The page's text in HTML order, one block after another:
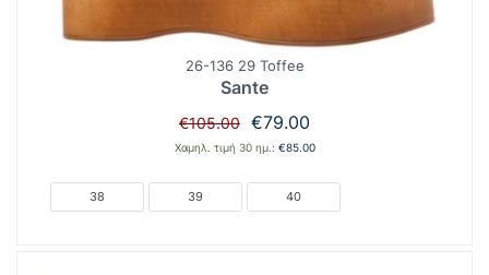
26-136 29 Toffee
Sante
€105.00 Original
price
€105.00.
€79.00
τρέχουσα
€79.00.
Χαμηλ. τιμή 30 ημ.: €85.00
38 39 40